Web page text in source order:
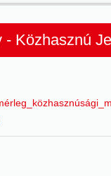
- Közhasznú